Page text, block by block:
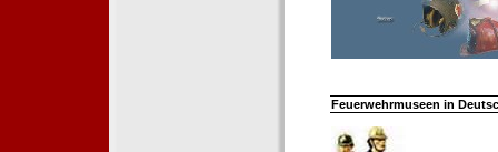
Feuerwehrmuseen in